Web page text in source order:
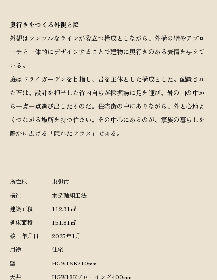
奥行きをつくる外観と庭
外観はシンプルなラインが際立つ構成としながら、外構の壁やアプロ
ーチと一体的にデザインすることで建物に奥行きのある表情を与えて
いる。
庭はドライガーデンを目指し、岩を主体とした構成とした。配置され
た石は、設計を担当した竹内自らが採掘場に足を運び、岩の山の中か
ら一点一点選び出したものだ。住宅街の中にありながら、外と心地よ
くつながる場所を持つ住まい。その中心にあるのが、家族の暮らしを
静かに広げる「隠れたテラス」である。
所在地
東御市
構造
木造軸組工法
建築面積
112.31㎡
延床面積
151.81㎡
竣工年月日
2025年1月
用途
住宅
壁
HGW16K210mm
天井
HGW18Kブローイング400mm